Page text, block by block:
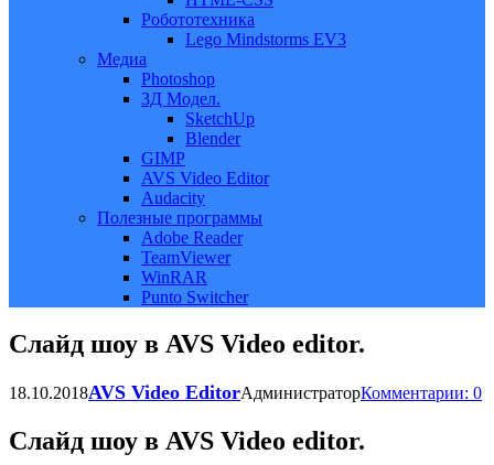
Робототехника
Lego Mindstorms EV3
Медиа
Photoshop
3Д Модел.
SketchUp
Blender
GIMP
AVS Video Editor
Audacity
Полезные программы
Adobe Reader
TeamViewer
WinRAR
Punto Switcher
Слайд шоу в AVS Video editor.
18.10.2018AVS Video EditorАдминистраторКомментарии: 0
Слайд шоу в AVS Video editor.